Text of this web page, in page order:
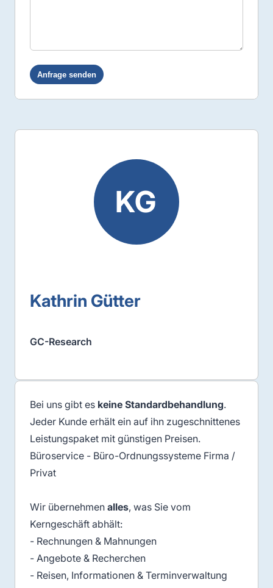
Kathrin Gütter
GC-Research
KG
Bei uns gibt es keine Standardbehandlung.
Jeder Kunde erhält ein auf ihn zugeschnittenes
Leistungspaket mit günstigen Preisen.
Büroservice - Büro-Ordnungssysteme Firma /
Privat
Wir übernehmen alles, was Sie vom
Kerngeschäft abhält:
- Rechnungen & Mahnungen
- Angebote & Recherchen
- Reisen, Informationen & Terminverwaltung